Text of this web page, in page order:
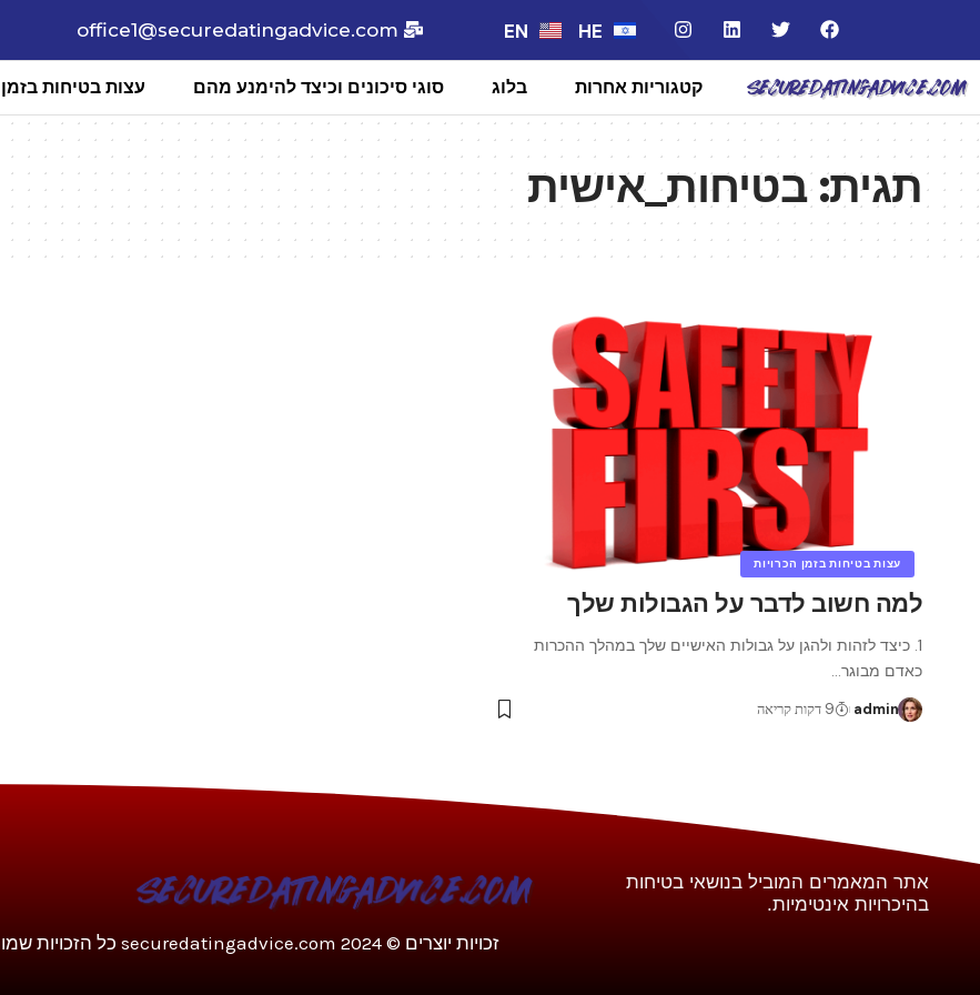
HE
EN
office1@securedatingadvice.com
קטגוריות אחרות בלוג סוגי סיכונים וכיצד להימנע מהם עצות בטיחות בזמן
תגית:בטיחות_אישית
עצות בטיחות בזמן הכרויות
למה חשוב לדבר על הגבולות שלך
1. כיצד לזהות ולהגן על גבולות האישיים שלך במהלך ההכרות
כאדם מבוגר…
admin 9 דקות קריאה
אתר המאמרים המוביל בנושאי בטיחות
בהיכרויות אינטימיות.
זכויות יוצרים © 2024 securedatingadvice.com כל הזכויות שמורות.